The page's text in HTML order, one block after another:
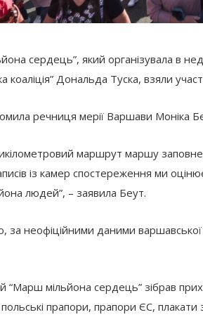
сердець”, який організувала в
коаліція” Дональда Туска, взяли
речниця мерії Варшави Моніка
маршрут маршу
із камер спостереження ми
людей”, – заявила Беут.
за неофіційними даними
“Марш мільйона сердець” зібрав
прапори, прапори ЄС, плакати